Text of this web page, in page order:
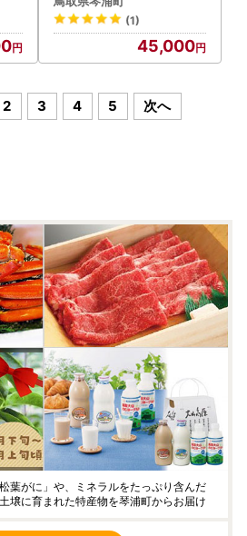
(1)
45,000
2 3 4 5 次へ
葉がに」や、ミネラルをたっぷり含んだ
壌に育まれた特産物を琴浦町からお届け